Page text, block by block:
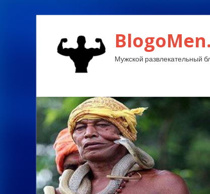
BlogoMen.
Мужской развлекательный